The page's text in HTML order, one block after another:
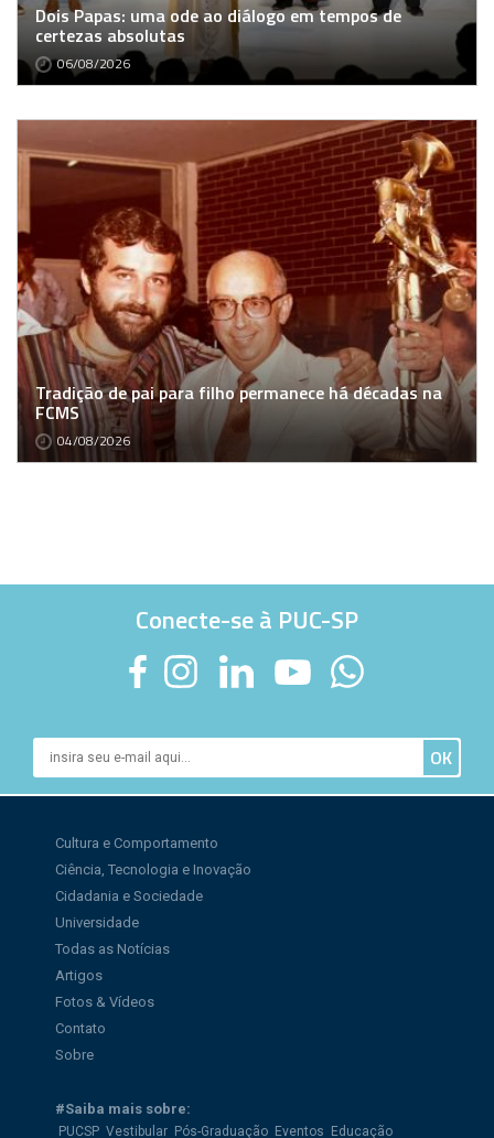
Dois Papas: uma ode ao diálogo em tempos de
certezas absolutas
06/08/2026
Tradição de pai para filho permanece há décadas na
FCMS
04/08/2026
Conecte-se à PUC-SP
Cultura e Comportamento
Ciência, Tecnologia e Inovação
Cidadania e Sociedade
Universidade
Todas as Notícias
Artigos
Fotos & Vídeos
Contato
Sobre
#Saiba mais sobre:
PUCSP Vestibular Pós-Graduação Eventos Educação